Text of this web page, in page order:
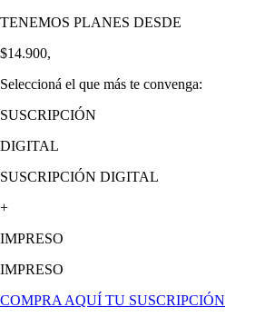
TENEMOS PLANES DESDE
$14.900,
Seleccioná el que más te convenga:
SUSCRIPCIÓN
DIGITAL
SUSCRIPCIÓN DIGITAL
+
IMPRESO
IMPRESO
COMPRA AQUÍ TU SUSCRIPCIÓN